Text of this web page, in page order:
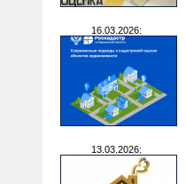
16.03.2026:
13.03.2026: